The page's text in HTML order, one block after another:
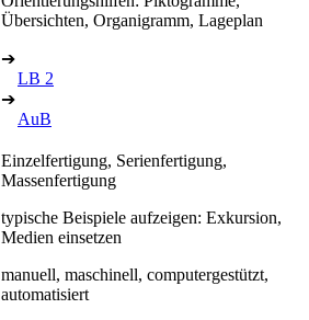
Übersichten, Organigramm, Lageplan
➔
LB 2
➔
AuB
Einzelfertigung, Serienfertigung,
Massenfertigung
typische Beispiele aufzeigen: Exkursion,
Medien einsetzen
manuell, maschinell, computergestützt,
automatisiert